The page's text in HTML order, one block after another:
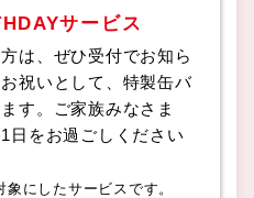
サービス
は、ぜひ受付でお知ら
祝いとして、特製缶バ
す。ご家族みなさま
日をお過ごしください
にしたサービスです。